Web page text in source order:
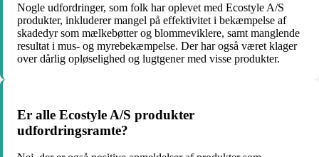
Nogle udfordringer, som folk har oplevet med Ecostyle A/S
produkter, inkluderer mangel på effektivitet i bekæmpelse af
skadedyr som mælkebøtter og blommeviklere, samt manglende
resultat i mus- og myrebekæmpelse. Der har også været klager
over dårlig opløselighed og lugtgener med visse produkter.
Er alle Ecostyle A/S produkter
udfordringsramte?